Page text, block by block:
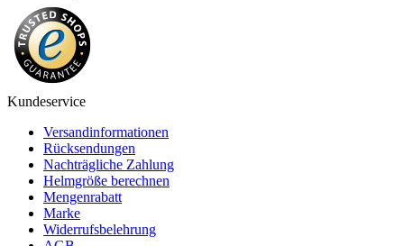
Kundeservice
Versandinformationen
Rücksendungen
Nachträgliche Zahlung
Helmgröße berechnen
Mengenrabatt
Marke
Widerrufsbelehrung